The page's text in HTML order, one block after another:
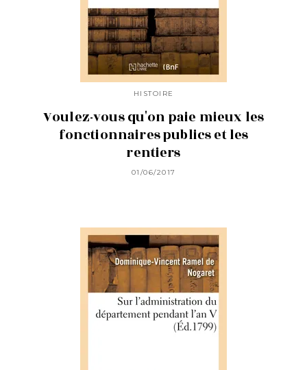
HISTOIRE
Voulez-vous qu'on paie mieux les
fonctionnaires publics et les
rentiers
01/06/2017